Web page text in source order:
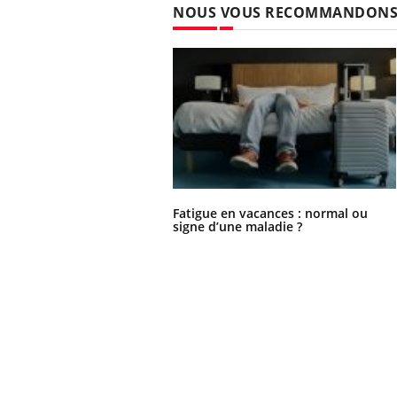
NOUS VOUS RECOMMANDONS
Fatigue en vacances : normal ou
signe d’une maladie ?
Il y